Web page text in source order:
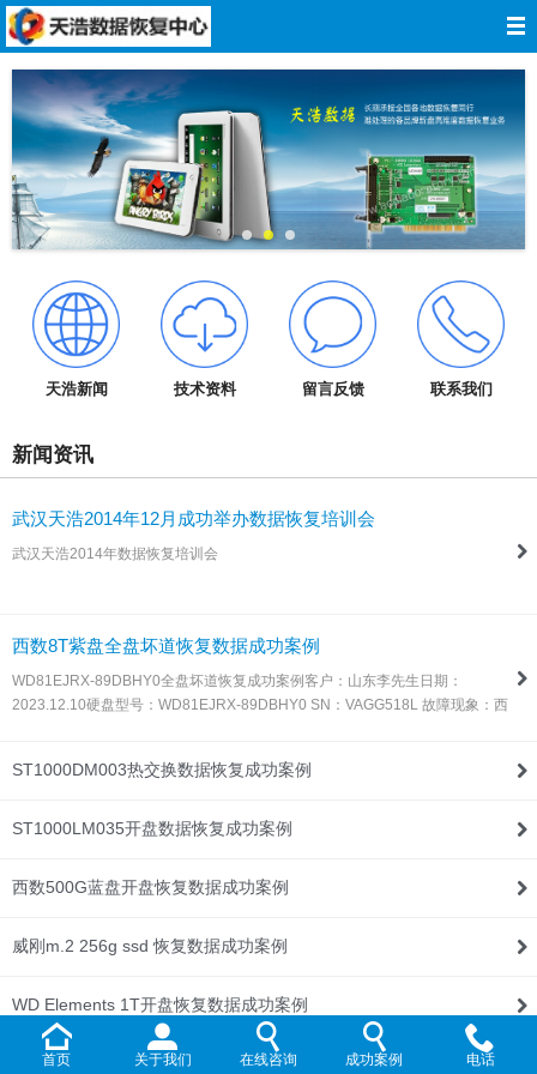
天浩新闻 技术资料 留言反馈 联系我们
新闻资讯
武汉天浩2014年12月成功举办数据恢复培训会
武汉天浩2014年数据恢复培训会
西数8T紫盘全盘坏道恢复数据成功案例
WD81EJRX-89DBHY0全盘坏道恢复成功案例客户：山东李先生日期：
2023.12.10硬盘型号：WD81EJRX-89DBHY0 SN：VAGG518L 故障现象：西
ST1000DM003热交换数据恢复成功案例
ST1000LM035开盘数据恢复成功案例
西数500G蓝盘开盘恢复数据成功案例
威刚m.2 256g ssd 恢复数据成功案例
WD Elements 1T开盘恢复数据成功案例
WD My Passport 2T开盘恢复数据成功案例
首页 关于我们 在线咨询 成功案例 电话
网站导航
关于我们
数据恢复
服务承诺
技术资料
成功案例
在线留言